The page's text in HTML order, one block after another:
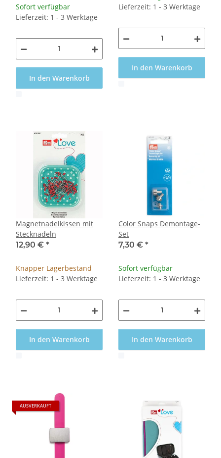
Sofort verfügbar
Lieferzeit: 1 - 3 Werktage
In den Warenkorb
Lieferzeit: 1 - 3 Werktage
In den Warenkorb
Magnetnadelkissen mit
Stecknadeln
12,90 € *
Knapper Lagerbestand
Lieferzeit: 1 - 3 Werktage
In den Warenkorb
Color Snaps Demontage-
Set
7,30 € *
Sofort verfügbar
Lieferzeit: 1 - 3 Werktage
In den Warenkorb
AUSVERKAUFT